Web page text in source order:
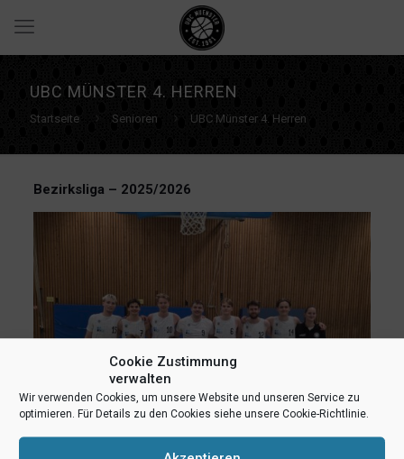
Cookie Zustimmung
verwalten
Wir verwenden Cookies, um unsere Website und unseren Service zu
optimieren. Für Details zu den Cookies siehe unsere Cookie-Richtlinie.
UBC MÜNSTER 4. HERREN
Startseite Senioren UBC Münster 4. Herren
Bezirksliga – 2025/2026